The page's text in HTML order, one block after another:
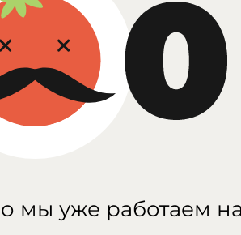
мы уже работаем